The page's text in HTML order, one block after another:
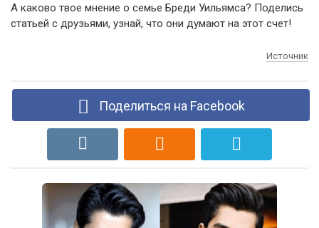
А каково твое мнение о семье Бреди Уильямса? Поделись
статьей с друзьями, узнай, что они думают на этот счет!
Источник
Поделиться на Facebook